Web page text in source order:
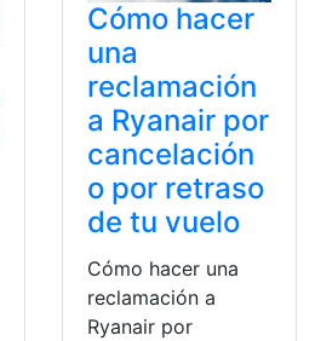
Cómo hacer
una
reclamación
a Ryanair por
cancelación
o por retraso
de tu vuelo
Cómo hacer una
reclamación a
Ryanair por